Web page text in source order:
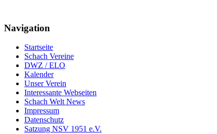
Navigation
Startseite
Schach Vereine
DWZ / ELO
Kalender
Unser Verein
Interessante Webseiten
Schach Welt News
Impressum
Datenschutz
Satzung NSV 1951 e.V.